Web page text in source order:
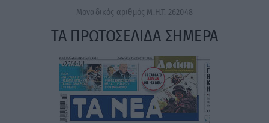
Μοναδικός αριθμός Μ.Η.Τ. 262048
ΤΑ ΠΡΩΤΟΣΕΛΙΔΑ ΣΗΜΕΡΑ